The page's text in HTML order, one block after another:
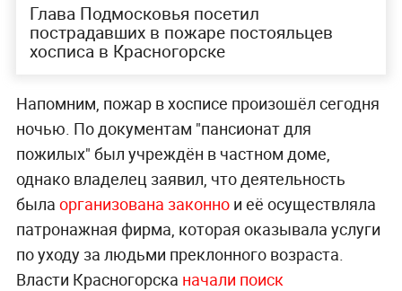
Глава Подмосковья посетил
пострадавших в пожаре постояльцев
хосписа в Красногорске
Напомним, пожар в хосписе произошёл сегодня
ночью. По документам "пансионат для
пожилых" был учреждён в частном доме,
однако владелец заявил, что деятельность
была организована законнои её осуществляла
патронажная фирма, которая оказывала услуги
по уходу за людьми преклонного возраста.
Власти Красногорска начали поиск